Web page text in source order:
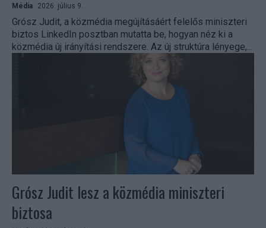
Média 2026. július 9.
Grósz Judit, a közmédia megújításáért felelős miniszteri
biztos LinkedIn posztban mutatta be, hogyan néz ki a
közmédia új irányítási rendszere. Az új struktúra lényege,...
Grósz Judit lesz a közmédia miniszteri
biztosa